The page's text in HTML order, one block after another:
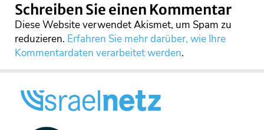
Schreiben Sie einen Kommentar
Diese Website verwendet Akismet, um Spam zu
reduzieren. Erfahren Sie mehr darüber, wie Ihre
Kommentardaten verarbeitet werden.